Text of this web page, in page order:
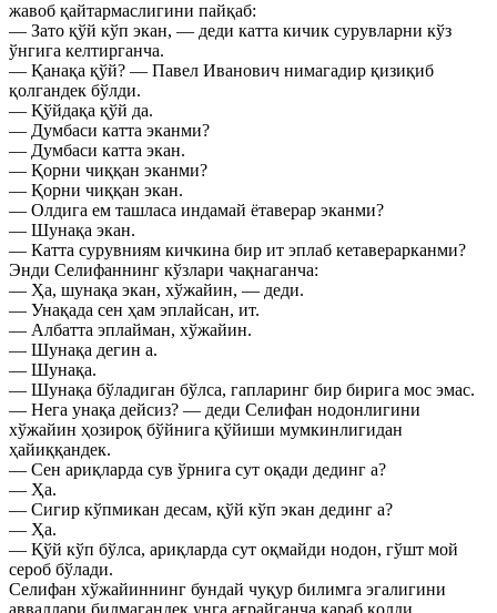
жавоб қайтармаслигини пайқаб:
— Зато қўй кўп экан, — деди катта кичик сурувларни кўз
ўнгига келтирганча.
— Қанақа қўй? — Павел Иванович нимагадир қизиқиб
қолгандек бўлди.
— Қўйдақа қўй да.
— Думбаси катта эканми?
— Думбаси катта экан.
— Қорни чиққан эканми?
— Қорни чиққан экан.
— Олдига ем ташласа индамай ётаверар эканми?
— Шунақа экан.
— Катта сурувниям кичкина бир ит эплаб кетаверарканми?
Энди Селифаннинг кўзлари чақнаганча:
— Ҳа, шунақа экан, хўжайин, — деди.
— Унақада сен ҳам эплайсан, ит.
— Албатта эплайман, хўжайин.
— Шунақа дегин а.
— Шунақа.
— Шунақа бўладиган бўлса, гапларинг бир бирига мос эмас.
— Нега унақа дейсиз? — деди Селифан нодонлигини
хўжайин ҳозироқ бўйнига қўйиши мумкинлигидан
ҳайиққандек.
— Сен ариқларда сув ўрнига сут оқади дединг а?
— Ҳа.
— Сигир кўпмикан десам, қўй кўп экан дединг а?
— Ҳа.
— Қўй кўп бўлса, ариқларда сут оқмайди нодон, гўшт мой
сероб бўлади.
Селифан хўжайиннинг бундай чуқур билимга эгалигини
авваллари билмагандек унга ағрайганча қараб қолди.